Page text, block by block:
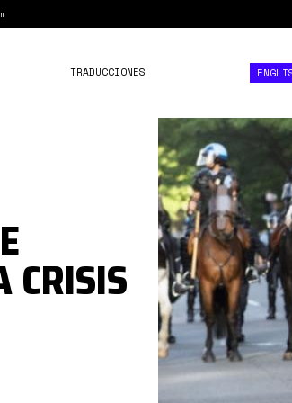
TRADUCCIONES
1*i7e-
YJG-
CRISIS